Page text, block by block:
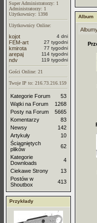
Super Administratorzy: 1
Administratorzy: 1
Użytkownicy: 1398
Użytkownicy Online:
kojot 4 dni
FEM-art 27 tygodni
kmirota 77 tygodni
arepaj 114 tygodni
ndv 119 tygodni
Gości Online: 21
Twoje IP to: 216.73.216.159
Kategorie Forum
53
Wątki na Forum
1268
Posty na Forum
5665
Komentarzy
83
Newsy
142
Artykuły
10
Ściągniętych
plików
62
Kategorie
Downloads
4
Ciekawe Strony
13
Postów w
Shoutbox
413
Przykłady
Album